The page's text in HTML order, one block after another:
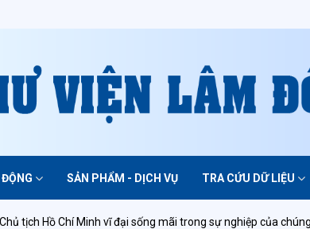
SẢN PHẨM - DỊCH VỤ TRA CỨU DỮ LIỆU
tịch Hồ Chí Minh vĩ đại sống mãi trong sự nghiệp của chúng ta!